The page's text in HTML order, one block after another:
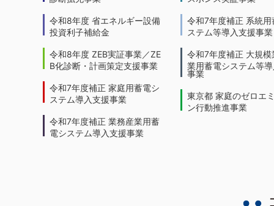
令和8年度 省エネルギー設備
投資利子補給金
令和8年度 ZEB実証事業／ZE
B化診断・計画策定支援事業
令和7年度補正 家庭用蓄電シ
ステム導入支援事業
令和7年度補正 業務産業用蓄
電システム導入支援事業
令和7年度補正 系統用
ステム等導入支援事業
令和7年度補正 大規模
業用蓄電システム等
事業
東京都 家庭のゼロエ
ン行動推進事業